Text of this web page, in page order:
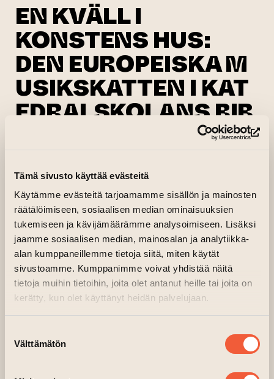
Tämä sivusto käyttää evästeitä
Käytämme evästeitä tarjoamamme sisällön ja mainosten
räätälöimiseen, sosiaalisen median ominaisuuksien
tukemiseen ja kävijämäärämme analysoimiseen. Lisäksi
jaamme sosiaalisen median, mainosalan ja analytiikka-
alan kumppaneillemme tietoja siitä, miten käytät
sivustoamme. Kumppanimme voivat yhdistää näitä
tietoja muihin tietoihin, joita olet antanut heille tai joita on
kerätty, kun olet käyttänyt heidän palvelujaan.
valinta
Välttämätön
EN KVÄLL I
KONSTENS HUS:
DEN EUROPEISKA M
USIKSKATTEN I KAT
EDRALSKOLANS BIB
Kellari, Tehdas, ovi A3
Järjestäjä:Turkuseura(siirtyy toiseen
Bildningsväsendet i Finland och landets äldsta
skola, gymnasiet Katedralskolan i Åbo, firar
750 år! Åbosamfundet bidrar till att
uppmärksamma jubileet med bl.a. en kväll om
musikskatterna i det medeltida biblioteket då
skolan ännu fanns i muren runt Åbo domkyrka.
Musik ur den internationella samlingen Piae
Cantiones (tryckt 1582 och 1625) hörs ännu i